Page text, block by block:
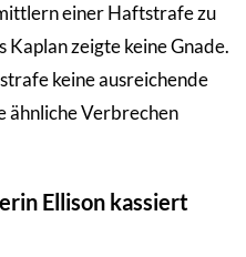
einer Haftstrafe zu
Kaplan zeigte keine Gnade.
keine ausreichende
ähnliche Verbrechen
Ellison kassiert